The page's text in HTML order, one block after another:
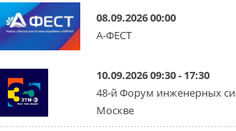
«СиСофт Девелопмент»
итоги конкурса
стартует уже в сентябре 2026
3 АВГУСТА 2026
«Русклимат» укрепляет
08.09.2026 00:00
А-ФЕСТ
10.09.2026 09:30 - 17:30
48-й Форум инженерных
Москве